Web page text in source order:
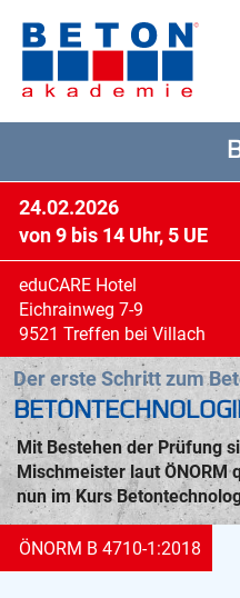
Der erste Schritt zum
Mit Bestehen der Prüfung
Mischmeister laut
nun im Kurs
24.02.2026
von 9 bis 14 Uhr, 5 UE
eduCARE Hotel
Eichrainweg 7-9
9521 Treffen bei Villach
ÖNORM B 4710-1:2018